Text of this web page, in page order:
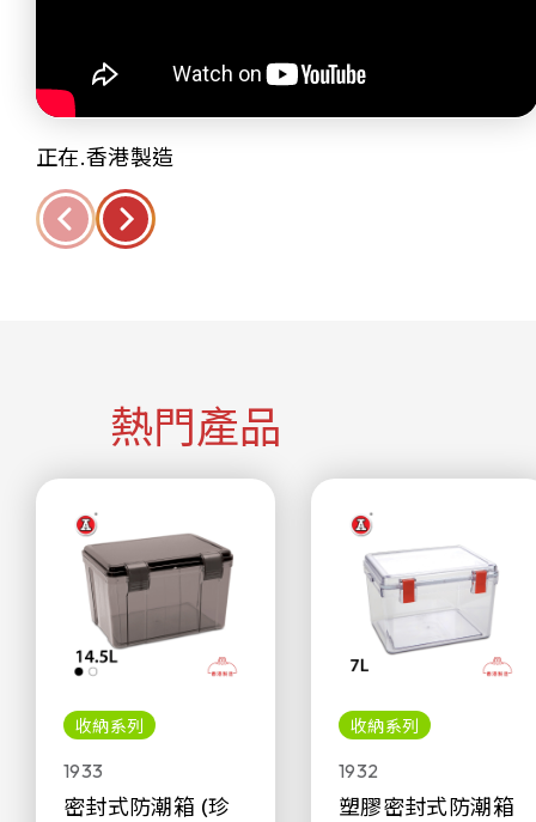
正在.香港製造
熱門產品
收納系列
1933
密封式防潮箱 (珍
收納系列
1932
塑膠密封式防潮箱